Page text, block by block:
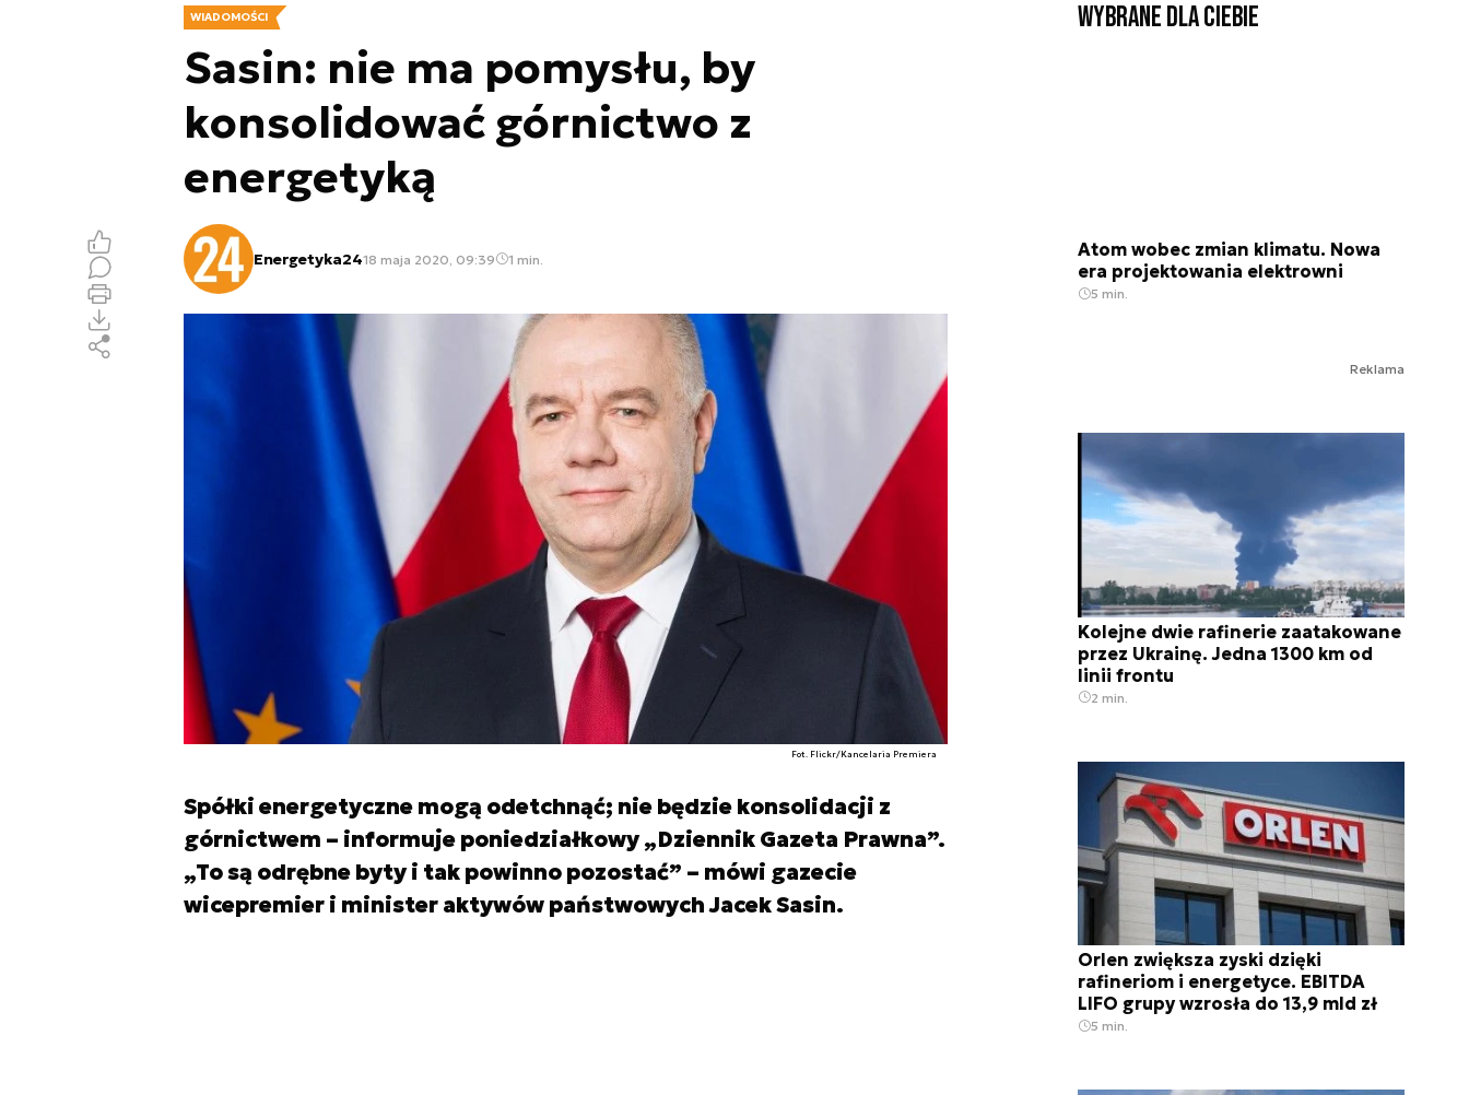
WIADOMOŚCI
Sasin: nie ma pomysłu, by
konsolidować górnictwo z
energetyką
Energetyka2418 maja 2020, 09:39 1 min.
Fot. Flickr/Kancelaria Premiera
Spółki energetyczne mogą odetchnąć; nie będzie konsolidacji z
górnictwem – informuje poniedziałkowy „Dziennik Gazeta Prawna”.
„To są odrębne byty i tak powinno pozostać” – mówi gazecie
wicepremier i minister aktywów państwowych Jacek Sasin.
Wybrane dla Ciebie
Atom wobec zmian klimatu. Nowa
era projektowania elektrowni
5 min.
Reklama
Kolejne dwie rafinerie zaatakowane
przez Ukrainę. Jedna 1300 km od
linii frontu
2 min.
Orlen zwiększa zyski dzięki
rafineriom i energetyce. EBITDA
LIFO grupy wzrosła do 13,9 mld zł
5 min.